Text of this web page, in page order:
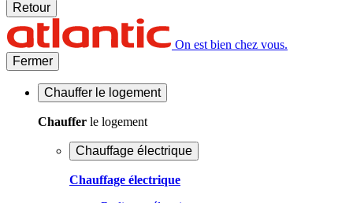
Retour
On est bien chez vous.
Fermer
Chauffer le logement
Chauffer le logement
Chauffage électrique
Chauffage électrique